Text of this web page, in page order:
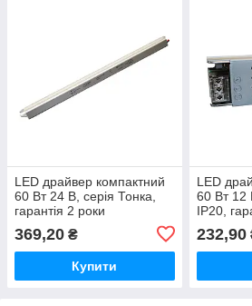
LED драйвер компактний
60 Вт 24 В, серія Тонка,
гарантія 2 роки
369,20 ₴
Купити
LED
60 Вт 12
IP20,
232,90